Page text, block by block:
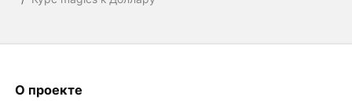
О проекте